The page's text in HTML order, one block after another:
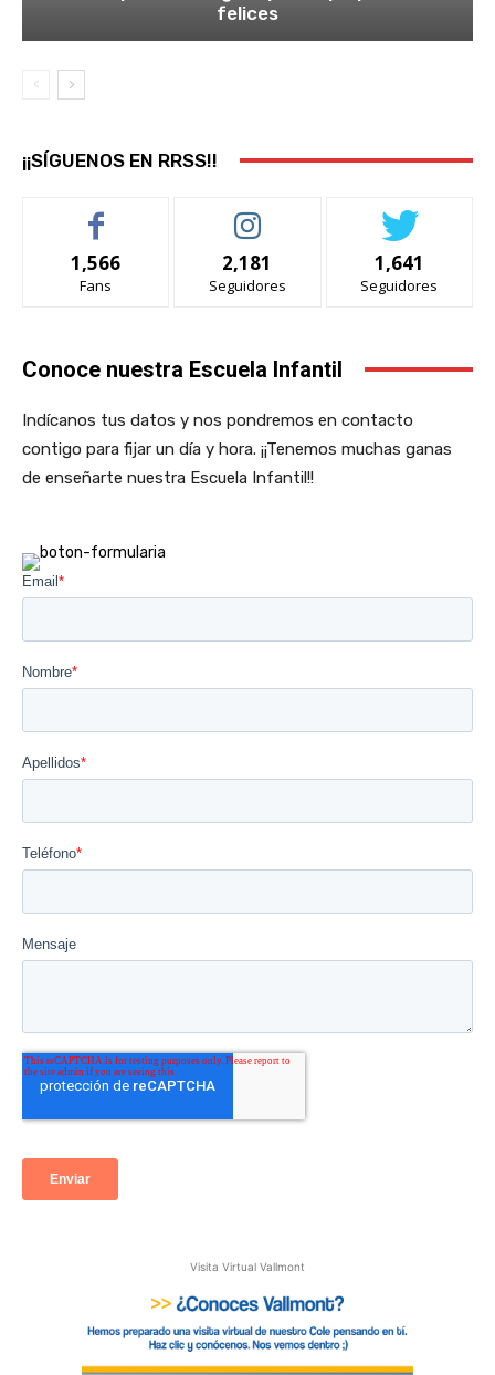
felices
¡¡SÍGUENOS EN RRSS!!
1,566
Fans
2,181
Seguidores
1,641
Seguidores
Conoce nuestra Escuela Infantil
Indícanos tus datos y nos pondremos en contacto
contigo para fijar un día y hora. ¡¡Tenemos muchas ganas
de enseñarte nuestra Escuela Infantil!!
Visita Virtual Vallmont